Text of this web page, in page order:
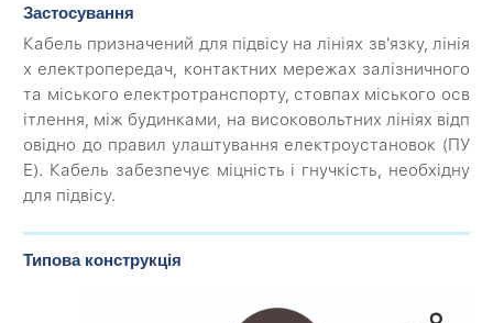
Застосування
Кабель призначений для підвісу на лініях зв'язку, лінія
х електропередач, контактних мережах залізничного
та міського електротранспорту, стовпах міського осв
ітлення, між будинками, на високовольтних лініях відп
овідно до правил улаштування електроустановок (ПУ
Е). Кабель забезпечує міцність і гнучкість, необхідну
для підвісу.
Типова конструкція